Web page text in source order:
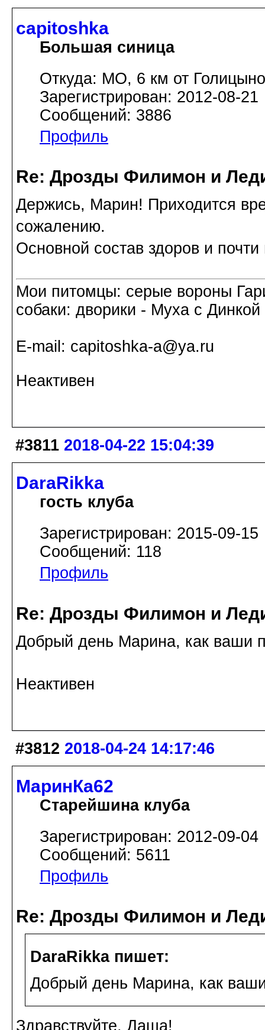
capitoshka
Большая синица
Откуда: МО, 6 км от Голицыно
Зарегистрирован: 2012-08-21
Сообщений: 3886
Профиль
Re: Дрозды Филимон и
Держись, Марин! Приходится
сожалению.
Основной состав здоров и
Мои питомцы: серые вороны
собаки: дворики - Муха с Динкой
Е-mail: capitoshka-a@ya.ru
Неактивен
#3811 2018-04-22 15:04:39
DaraRikka
гость клуба
Зарегистрирован: 2015-09-15
Сообщений: 118
Профиль
Re: Дрозды Филимон и
Добрый день Марина, как ваши
Неактивен
#3812 2018-04-24 14:17:46
МаринКа62
Старейшина клуба
Зарегистрирован: 2012-09-04
Сообщений: 5611
Профиль
Re: Дрозды Филимон и
DaraRikka пишет:
Добрый день Марина, как
Здравствуйте, Даша!